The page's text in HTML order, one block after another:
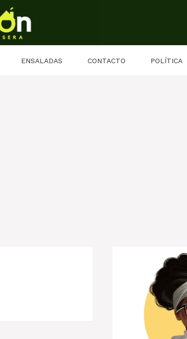
ENSALADAS CONTACTO POLÍTICA